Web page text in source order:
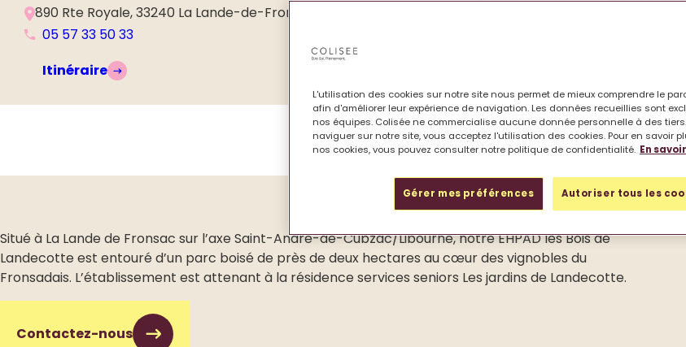
890 Rte Royale, 33240 La Lande-de-Fronsac, France
05 57 33 50 33
Itinéraire
Situé à La Lande de Fronsac sur l’axe Saint-André-de-Cubzac/Libourne, notre EHPAD les Bois de
Landecotte est entouré d’un parc boisé de près de deux hectares au cœur des vignobles du
Fronsadais. L’établissement est attenant à la résidence services seniors Les jardins de Landecotte.
Contactez-nous
L'utilisation des cookies sur notre site nous permet de mieux comprendre le
afin d'améliorer leur expérience de navigation. Les données recueillies sont
nos équipes. Colisée ne commercialise aucune donnée personnelle à des
naviguer sur notre site, vous acceptez l'utilisation des cookies. Pour en savoir
nos cookies, vous pouvez consulter notre politique de confidentialité. En
Gérer mes préférences Autoriser tous les